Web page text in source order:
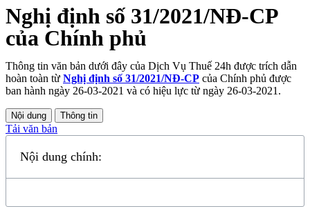
Nghị định số 31/2021/NĐ-CP
của Chính phủ
Thông tin văn bản dưới đây của Dịch Vụ Thuế 24h được trích dẫn
hoàn toàn từ Nghị định số 31/2021/NĐ-CP của Chính phủ được
ban hành ngày 26-03-2021 và có hiệu lực từ ngày 26-03-2021.
Nội dung Thông tin
Tải văn bản
Nội dung chính: